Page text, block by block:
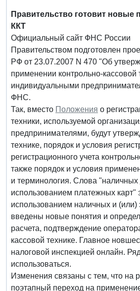
Правительство готовит новые
ККТ
Официальный сайт ФНС России
Правительством подготовлен
РФ от 23.07.2007 N 470 "Об
применении контрольно-
индивидуальными
ФНС.
Так, вместо Положения о
техники, используемой
предпринимателями, будут
технике, порядок и условия
регистрационного учета
также порядок и условия
и терминология. Слова
использованием платежных карт"
использованием наличных и (или)
введены новые понятия и
расчета, подтверждение
кассовой технике. Главное
налоговой инспекцией онлайн.
использоваться.
Изменения связаны с тем, что на
поэтапный переход на